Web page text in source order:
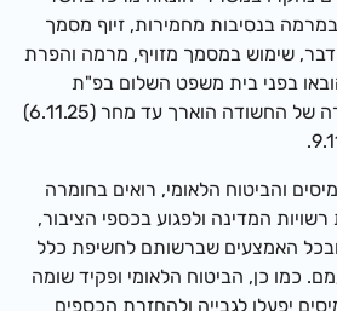
בנסיבות מחמירות, זיוף מסמך
שימוש במסמך מזויף, מרמה והפרת
בפני בית משפט השלום בפ"ת
ולבקשת המשטרה מעצרה של החשודה הוארך עד מחר (6.11.25)
והביטוח הלאומי, רואים בחומרה
המדינה ולפגוע בכספי הציבור,
האמצעים שברשותם לחשיפת כלל
כמו כן, הביטוח הלאומי ופקיד שומה
יפעלו לגבייה ולהחזרת הכספים